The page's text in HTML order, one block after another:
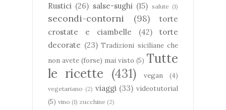
Rustici (26) salse-sughi (15) salute (1)
secondi-contorni (98)
torte
crostate e ciambelle
(42)
torte
decorate (23) Tradizioni siciliane che
non avete (forse) mai visto (5) Tutte
le ricette (431) vegan (4)
vegetariano (2) viaggi (33) videotutorial
(5) vino (1) zucchine (2)